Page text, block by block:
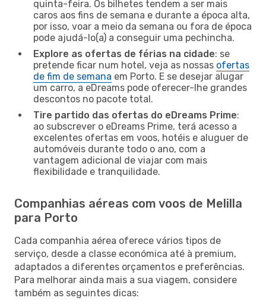
quinta-feira. Os bilhetes tendem a ser mais
caros aos fins de semana e durante a época alta,
por isso, voar a meio da semana ou fora de época
pode ajudá-lo(a) a conseguir uma pechincha.
Explore as ofertas de férias na cidade: se
pretende ficar num hotel, veja as nossas ofertas
de fim de semana em Porto. E se desejar alugar
um carro, a eDreams pode oferecer-lhe grandes
descontos no pacote total.
Tire partido das ofertas do eDreams Prime:
ao subscrever o eDreams Prime, terá acesso a
excelentes ofertas em voos, hotéis e aluguer de
automóveis durante todo o ano, com a
vantagem adicional de viajar com mais
flexibilidade e tranquilidade.
Companhias aéreas com voos de Melilla
para Porto
Cada companhia aérea oferece vários tipos de
serviço, desde a classe económica até à premium,
adaptados a diferentes orçamentos e preferências.
Para melhorar ainda mais a sua viagem, considere
também as seguintes dicas: